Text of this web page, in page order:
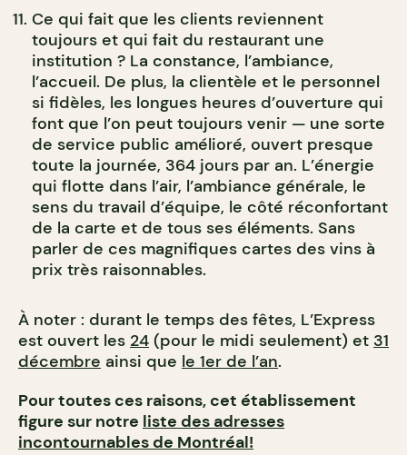
Ce qui fait que les clients reviennent
toujours et qui fait du restaurant une
institution ? La constance, l’ambiance,
l’accueil. De plus, la clientèle et le personnel
si fidèles, les longues heures d’ouverture qui
font que l’on peut toujours venir — une sorte
de service public amélioré, ouvert presque
toute la journée, 364 jours par an. L’énergie
qui flotte dans l’air, l’ambiance générale, le
sens du travail d’équipe, le côté réconfortant
de la carte et de tous ses éléments. Sans
parler de ces magnifiques cartes des vins à
prix très raisonnables.
À noter : durant le temps des fêtes, L’Express
est ouvert les 24 (pour le midi seulement) et 31
décembre ainsi que le 1er de l’an.
Pour toutes ces raisons, cet établissement
figure sur notre liste des adresses
incontournables de Montréal!